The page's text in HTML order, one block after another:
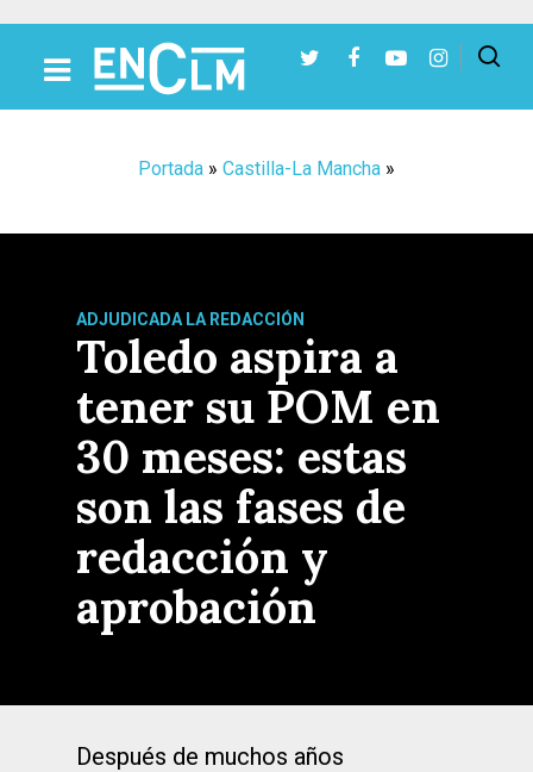
Portada » Castilla-La Mancha »
ADJUDICADA LA REDACCIÓN
Toledo aspira a
tener su POM en
30 meses: estas
son las fases de
redacción y
aprobación
Después de muchos años